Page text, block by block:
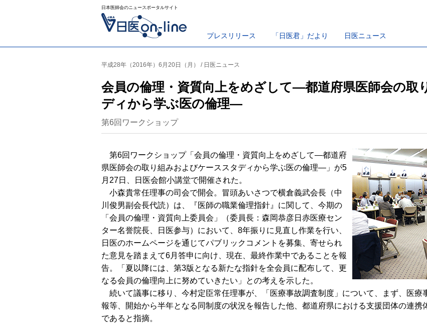
日本医師会のニュースポータルサイト
プレスリリース 「日医君」だより 日医ニュース
平成28年（2016年）6月20日（月） / 日医ニュース
会員の倫理・資質向上をめざして―都道府県医師会の取
ディから学ぶ医の倫理―
第6回ワークショップ
第6回ワークショップ「会員の倫理・資質向上をめざして―都道府
県医師会の取り組みおよびケーススタディから学ぶ医の倫理―」が5
月27日、日医会館小講堂で開催された。
小森貴常任理事の司会で開会。冒頭あいさつで横倉義武会長（中
川俊男副会長代読）は、『医師の職業倫理指針』に関して、今期の
「会員の倫理・資質向上委員会」（委員長：森岡恭彦日赤医療セン
ター名誉院長、日医参与）において、8年振りに見直し作業を行い、
日医のホームページを通じてパブリックコメントを募集、寄せられ
た意見を踏まえて6月答申に向け、現在、最終作業中であることを報
告。「夏以降には、第3版となる新たな指針を全会員に配布して、更
なる会員の倫理向上に努めていきたい」との考えを示した。
続いて議事に移り、今村定臣常任理事が、「医療事故調査制度」について、まず、医療
報等、開始から半年となる同制度の状況を報告した他、都道府県における支援団体の連
であると指摘。